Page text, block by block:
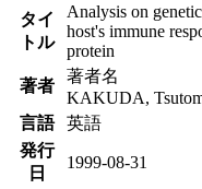
タイ
トル
Analysis on
host's immune
protein
著者
著者名
KAKUDA,
言語
英語
発行
日
1999-08-31